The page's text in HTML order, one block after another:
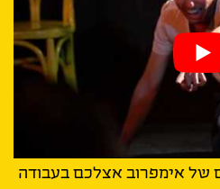
של אימפרוב אצלכם בעבודה